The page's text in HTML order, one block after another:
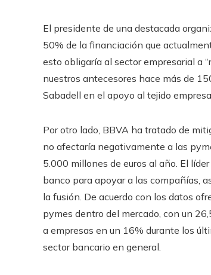
El presidente de una destacada
50% de la financiación que
esto obligaría al sector empresarial a
nuestros antecesores hace más de
Sabadell en el apoyo al tejido
Por otro lado, BBVA ha tratado de
no afectaría negativamente a las
5.000 millones de euros al año. El
banco para apoyar a las compañías,
la fusión. De acuerdo con los datos
pymes dentro del mercado, con un
a empresas en un 16% durante los
sector bancario en general.